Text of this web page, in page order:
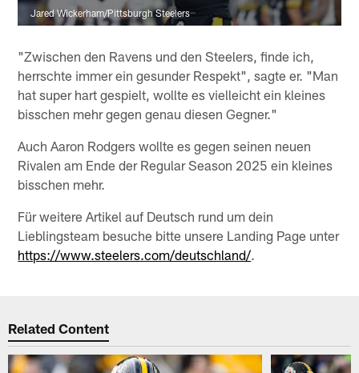
Jared Wickerham/Pittsburgh Steelers
"Zwischen den Ravens und den Steelers, finde ich,
herrschte immer ein gesunder Respekt", sagte er. "Man
hat super hart gespielt, wollte es vielleicht ein kleines
bisschen mehr gegen genau diesen Gegner."
Auch Aaron Rodgers wollte es gegen seinen neuen
Rivalen am Ende der Regular Season 2025 ein kleines
bisschen mehr.
Für weitere Artikel auf Deutsch rund um dein
Lieblingsteam besuche bitte unsere Landing Page unter
https://www.steelers.com/deutschland/.
Related Content